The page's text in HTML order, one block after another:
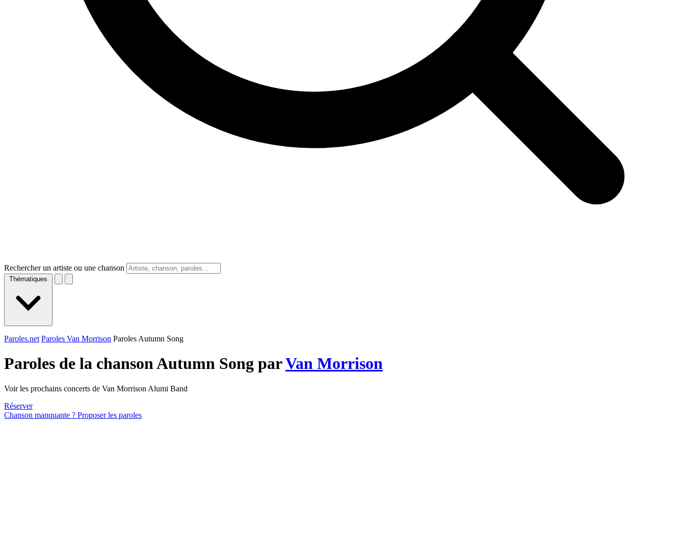
Rechercher un artiste ou une chanson
Thématiques
Paroles.net Paroles Van Morrison Paroles Autumn Song
Paroles de la chanson Autumn Song parVan Morrison
Voir les prochains concerts de Van Morrison Alumi Band
Réserver
Chanson manquante ? Proposer les paroles